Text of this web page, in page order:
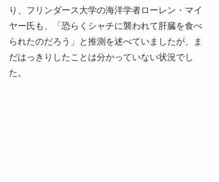
り、フリンダース大学の海洋学者ローレン・マイ
ヤー氏も、「恐らくシャチに襲われて肝臓を食べ
られたのだろう」と推測を述べていましたが、ま
だはっきりしたことは分かっていない状況でし
た。